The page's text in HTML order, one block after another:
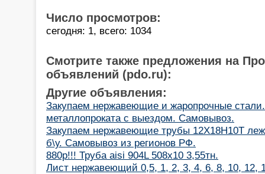
Число просмотров:
сегодня: 1, всего: 1034
Смотрите также предложения на
объявлений (pdo.ru):
Другие объявления:
Закупаем нержавеющие и жаропрочные
металлопроката с выездом. Самовывоз.
Закупаем нержавеющие трубы 12Х18Н10Т
б\у. Самовывоз из регионов РФ.
880р!!! Труба aisi 904L 508х10 3,55тн.
Лист нержавеющий 0,5, 1, 2, 3, 4, 6, 8, 10, 12,